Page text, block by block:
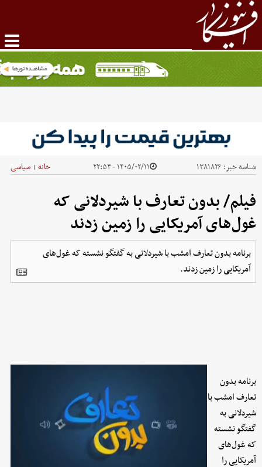
شناسه خبر: ۱۳۸۱۸۲۶ ۱۴۰۵/۰۲/۱۱ - ۲۲:۵۳ خانه | سیاسی
فیلم/ بدون تعارف با شیردلانی که
غول‌های آمریکایی را زمین زدند
برنامه بدون تعارف امشب با شیردلانی به گفتگو نشسته که غول‌های
آمریکایی را زمین زدند.
برنامه بدون
تعارف امشب با
شیردلانی به
گفتگو نشسته
که غول‌های
آمریکایی را